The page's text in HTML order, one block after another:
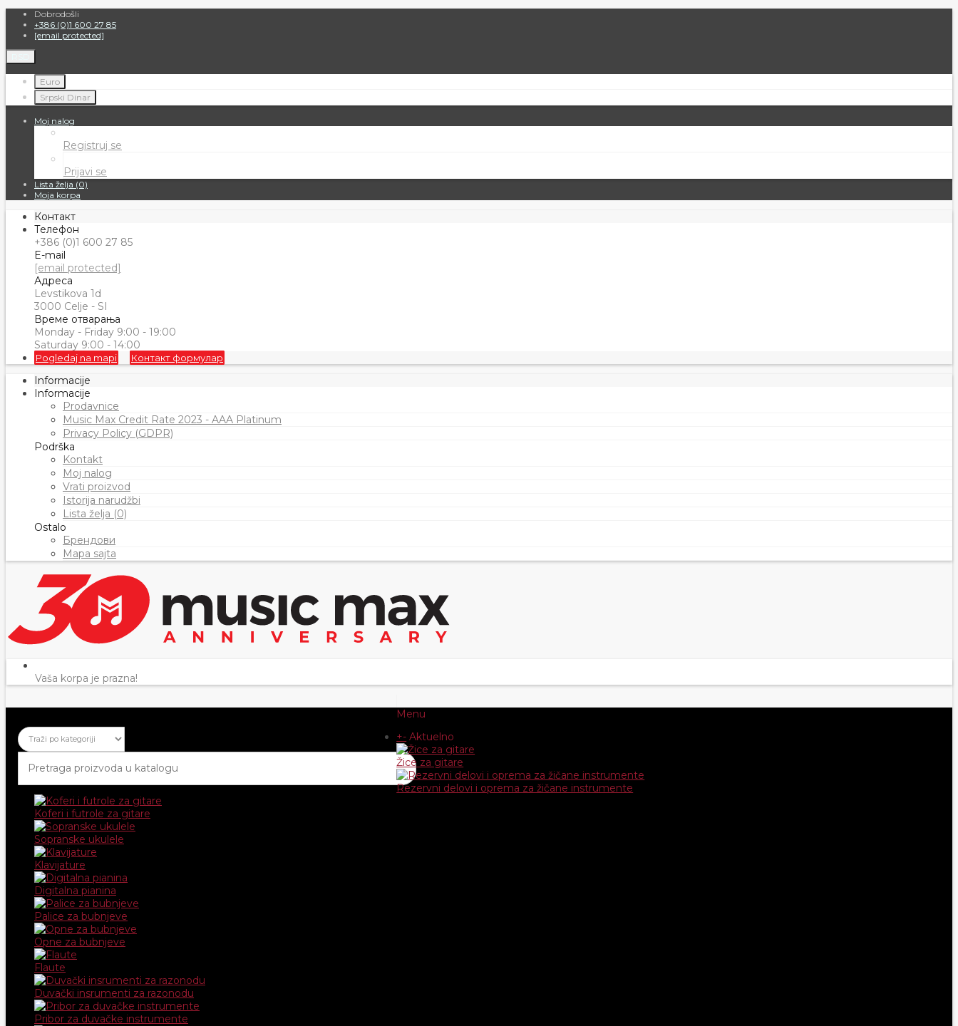
Dobrodošli
+386 (0)1 600 27 85
[email protected]
Euro
Srpski Dinar
Moj nalog
Registruj se
Prijavi se
Lista želja (0)
Moja korpa
Контакт
Телефон
+386 (0)1 600 27 85
E-mail
[email protected]
Адреса
Levstikova 1d
3000 Celje - SI
Време отварања
Monday - Friday 9:00 - 19:00
Saturday 9:00 - 14:00
Pogledaj na mapi Контакт формулар
Informacije
Informacije
Prodavnice
Music Max Credit Rate 2023 - AAA Platinum
Privacy Policy (GDPR)
Podrška
Kontakt
Moj nalog
Vrati proizvod
Istorija narudžbi
Lista želja (0)
Ostalo
Брендови
Mapa sajta
Vaša korpa je prazna!
Menu
+- Aktuelno
Žice za gitare
Rezervni delovi i oprema za žičane instrumente
Koferi i futrole za gitare
Sopranske ukulele
Klavijature
Digitalna pianina
Palice za bubnjeve
Opne za bubnjeve
Flaute
Duvački insrumenti za razonodu
Pribor za duvačke instrumente